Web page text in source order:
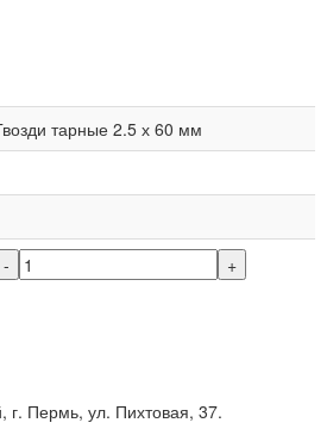
тарные 2.5 х 60 мм
- +
г. Пермь, ул. Пихтовая, 37.